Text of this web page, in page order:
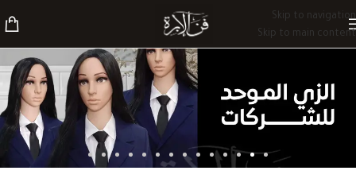
Skip to navigation
Skip to main content